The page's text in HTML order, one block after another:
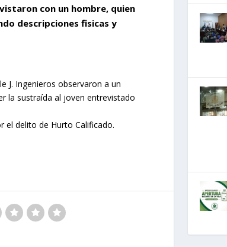
con un hombre, quien
descripciones fisicas y
J. Ingenieros observaron a un
la sustraída al joven entrevistado
el delito de Hurto Calificado.